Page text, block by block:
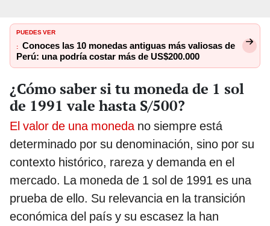
PUEDES VER
: Conoces las 10 monedas antiguas más valiosas de
Perú: una podría costar más de US$200.000
¿Cómo saber si tu moneda de 1 sol
de 1991 vale hasta S/500?
El valor de una moneda no siempre está
determinado por su denominación, sino por su
contexto histórico, rareza y demanda en el
mercado. La moneda de 1 sol de 1991 es una
prueba de ello. Su relevancia en la transición
económica del país y su escasez la han